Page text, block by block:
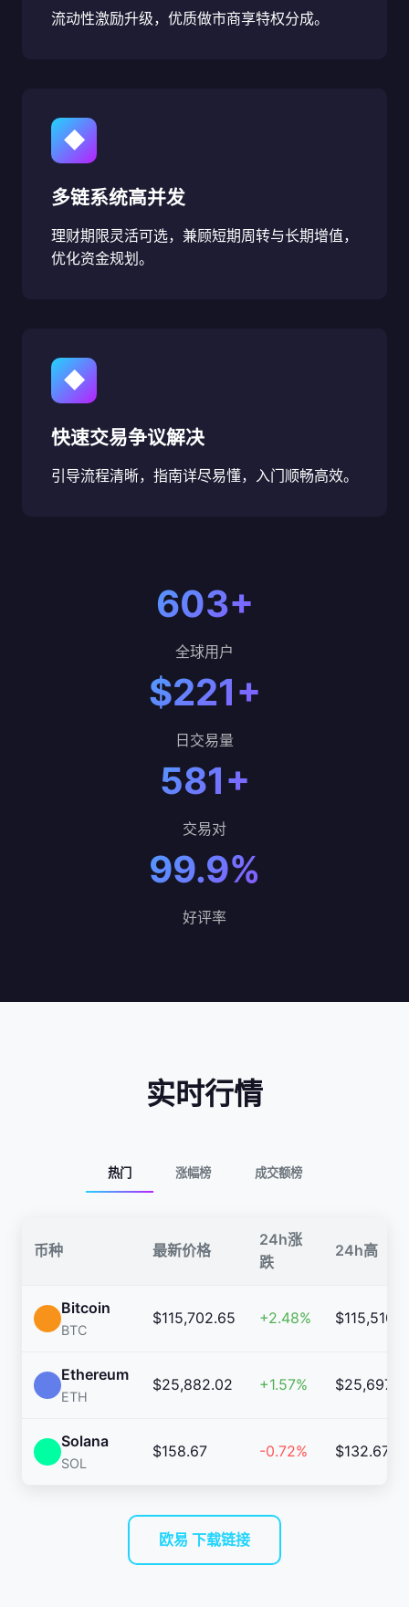
流动性激励升级，优质做市商享特权分成。
◆
多链系统高并发
理财期限灵活可选，兼顾短期周转与长期增值，
优化资金规划。
◆
快速交易争议解决
引导流程清晰，指南详尽易懂，入门顺畅高效。
603+
全球用户
$221+
日交易量
581+
交易对
99.9%
好评率
实时行情
热门 涨幅榜 成交额榜
币种 最新价格
24h涨
跌
24h高
Bitcoin
BTC
$115,702.65 +2.48%
Ethereum
ETH
$25,882.02 +1.57%
Solana
SOL
$158.67 -0.72% $132.67
欧易 下载链接